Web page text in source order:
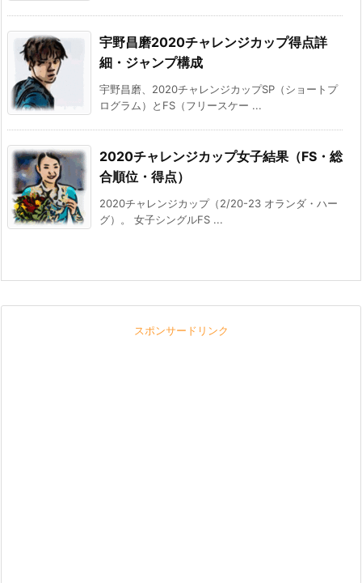
宇野昌磨2020チャレンジカップ得点詳
細・ジャンプ構成
宇野昌磨、2020チャレンジカップSP（ショートプ
ログラム）とFS（フリースケー ...
2020チャレンジカップ女子結果（FS・総
合順位・得点）
2020チャレンジカップ（2/20-23 オランダ・ハー
グ）。 女子シングルFS ...
スポンサードリンク